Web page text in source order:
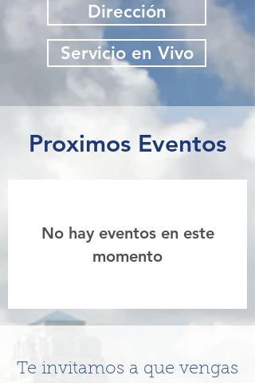
Dirección
Servicio en Vivo
Proximos Eventos
No hay eventos en este
momento
Te invitamos a que vengas